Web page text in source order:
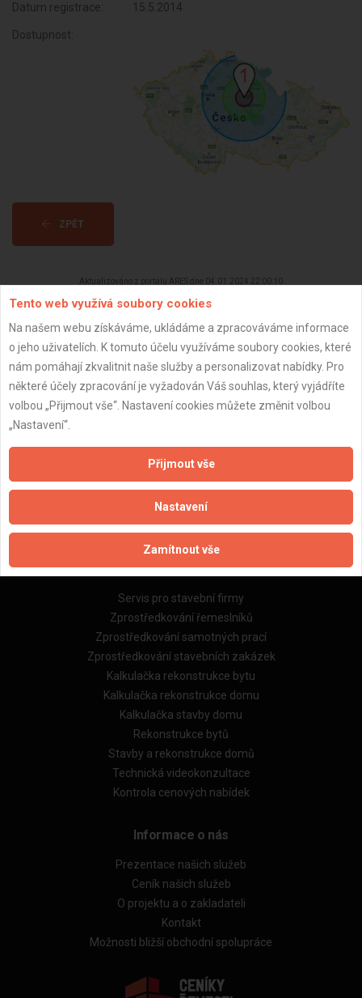
Datum registrace: 15.5.2014
Dostupnost:
ZPĚT
Aktualizováno z portálu ARES dne 04.01.2024 22:00:10
Důležité informace
Naše firmy a řemeslníci
Zásady pro používání souborů cookie
Obchodní podmínky (zprostředkování)
Obchodní podmínky (rozpočtování)
Reference
Naše excelové tabulky online
Naše služby
Servis pro stavební firmy
Zprostředkování řemeslníků
Zprostředkování samotných prací
Zprostředkování stavebních zakázek
Kalkulačka rekonstrukce bytu
Kalkulačka rekonstrukce domu
Kalkulačka stavby domu
Rekonstrukce bytů
Stavby a rekonstrukce domů
Technická videokonzultace
Kontrola cenových nabídek
Informace o nás
Prezentace našich služeb
Ceník našich služeb
O projektu a o zakladateli
Kontakt
Možnosti bližší obchodní spolupráce
Tento web využívá soubory cookies
Na našem webu získáváme, ukládáme a zpracováváme informace
o jeho uživatelích. K tomuto účelu využíváme soubory cookies, které
nám pomáhají zkvalitnit naše služby a personalizovat nabídky. Pro
některé účely zpracování je vyžadován Váš souhlas, který vyjádříte
volbou „Přijmout vše“. Nastavení cookies můžete změnit volbou
„Nastavení“.
Přijmout vše
Nastavení
Zamítnout vše